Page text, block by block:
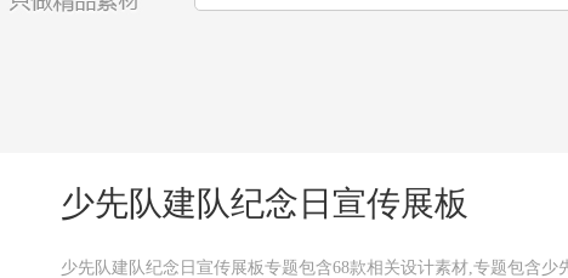
少先队建队纪念日宣传展板
少先队建队纪念日宣传展板专题包含68款相关设计素材,专题包含